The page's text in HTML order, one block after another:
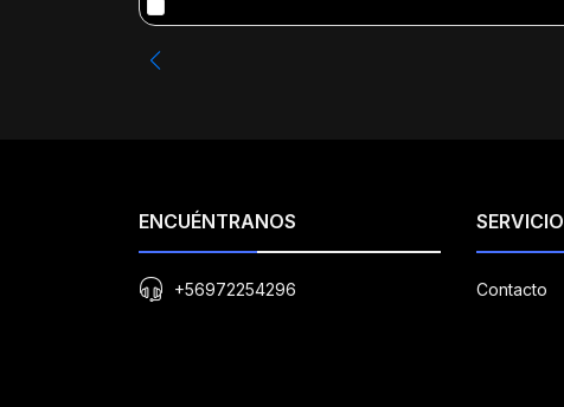
ENCUÉNTRANOS
+56972254296 Contacto